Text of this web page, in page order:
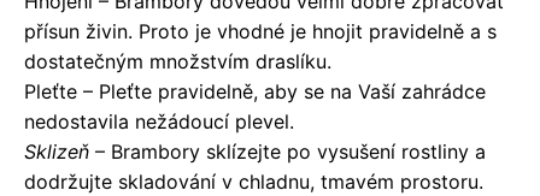
přísun živin. Proto je vhodné je hnojit pravidelně a s
dostatečným množstvím draslíku.
Pleťte – Pleťte pravidelně, aby se na Vaší zahrádce
nedostavila nežádoucí plevel.
Sklizeň – Brambory sklízejte po vysušení rostliny a
dodržujte skladování v chladnu, tmavém prostoru.